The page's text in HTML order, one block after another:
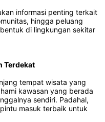
informasi penting terkait
hingga peluang
di lingkungan sekitar
Terdekat
tempat wisata yang
kawasan yang berada
sendiri. Padahal,
masuk terbaik untuk